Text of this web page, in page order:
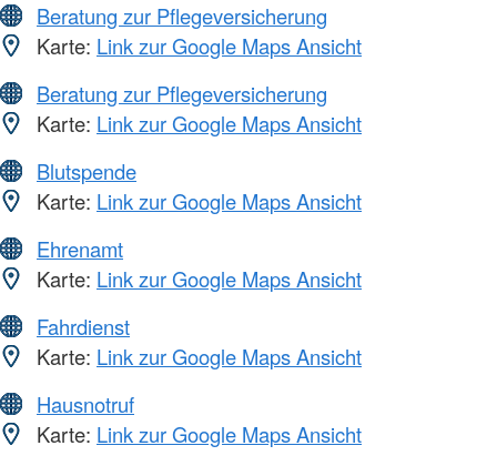
Beratung zur Pflegeversicherung
Karte: Link zur Google Maps Ansicht
Beratung zur Pflegeversicherung
Karte: Link zur Google Maps Ansicht
Blutspende
Karte: Link zur Google Maps Ansicht
Ehrenamt
Karte: Link zur Google Maps Ansicht
Fahrdienst
Karte: Link zur Google Maps Ansicht
Hausnotruf
Karte: Link zur Google Maps Ansicht